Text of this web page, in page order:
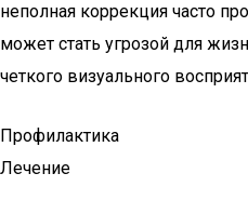
неполная коррекция часто
может стать угрозой для
четкого визуального
Профилактика
Лечение